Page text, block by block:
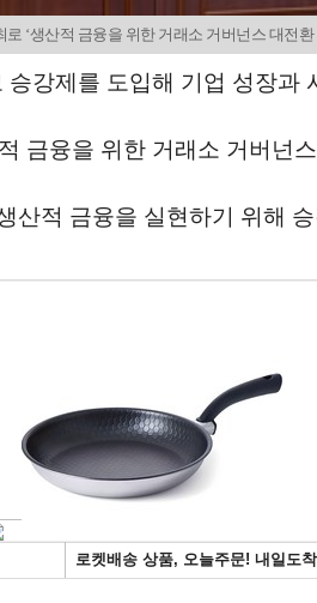
‘생산적 금융을 위한 거래소 거버넌스 대전
강제를 도입해 기업 성장과
금융을 위한 거래소 거버넌
적 금융을 실현하기 위해